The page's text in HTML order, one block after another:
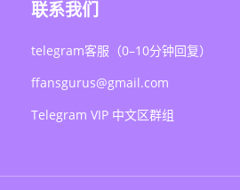
联系我们
telegram客服（0–10分钟回复）
ffansgurus@gmail.com
Telegram VIP 中文区群组